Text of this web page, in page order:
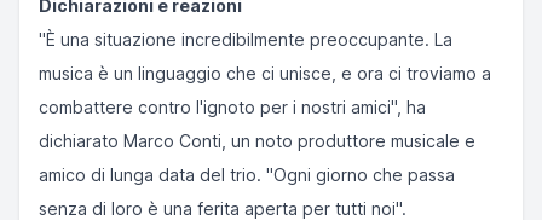
Dichiarazioni e reazioni
"È una situazione incredibilmente preoccupante. La
musica è un linguaggio che ci unisce, e ora ci troviamo a
combattere contro l'ignoto per i nostri amici", ha
dichiarato Marco Conti, un noto produttore musicale e
amico di lunga data del trio. "Ogni giorno che passa
senza di loro è una ferita aperta per tutti noi".